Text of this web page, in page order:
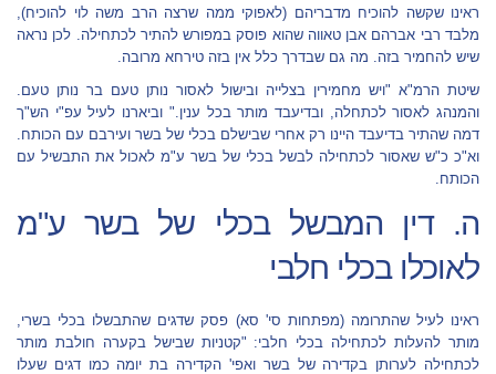
ראינו שקשה להוכיח מדבריהם (לאפוקי ממה שרצה הרב משה לוי להוכיח),
מלבד רבי אברהם אבן טאווה שהוא פוסק במפורש להתיר לכתחילה. לכן נראה
שיש להחמיר בזה. מה גם שבדרך כלל אין בזה טירחא מרובה.
שיטת הרמ"א "ויש מחמירין בצלייה ובישול לאסור נותן טעם בר נותן טעם.
והמנהג לאסור לכתחלה, ובדיעבד מותר בכל ענין." וביארנו לעיל עפ"י הש"ך
דמה שהתיר בדיעבד היינו רק אחרי שבישלם בכלי של בשר ועירבם עם הכותח.
וא"כ כ"ש שאסור לכתחילה לבשל בכלי של בשר ע"מ לאכול את התבשיל עם
הכותח.
ה. דין המבשל בכלי של בשר ע"מ
לאוכלו בכלי חלבי
ראינו לעיל שהתרומה (מפתחות סי' סא) פסק שדגים שהתבשלו בכלי בשרי,
מותר להעלות לכתחילה בכלי חלבי: "קטניות שבישל בקערה חולבת מותר
לכתחילה לערותן בקדירה של בשר ואפי' הקדירה בת יומה כמו דגים שעלו